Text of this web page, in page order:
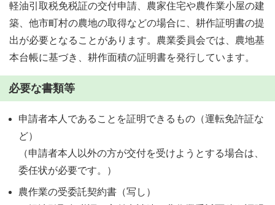
軽油引取税免税証の交付申請、農家住宅や農作業小屋の建
築、他市町村の農地の取得などの場合に、耕作証明書の提
出が必要となることがあります。農業委員会では、農地基
本台帳に基づき、耕作面積の証明書を発行しています。
必要な書類等
申請者本人であることを証明できるもの（運転免許証な
ど）
（申請者本人以外の方が交付を受けようとする場合は、
委任状が必要です。）
農作業の受委託契約書（写し）